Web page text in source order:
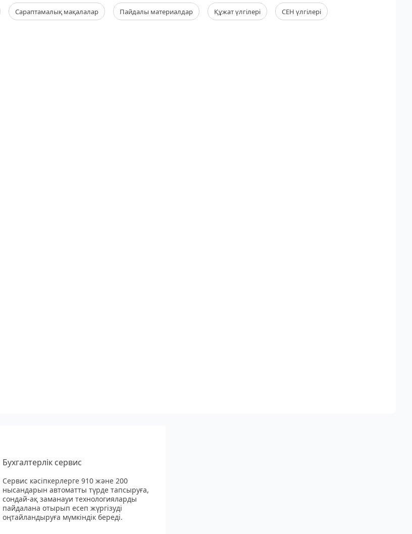
Сараптамалық мақалалар Пайдалы материалдар Құжат үлгілері СЕН үлгілері
Бухгалтерлік сервис
Сервис кәсіпкерлерге 910 және 200
нысандарын автоматты түрде тапсыруға,
сондай-ақ заманауи технологияларды
пайдалана отырып есеп жүргізуді
оңтайландыруға мүмкіндік береді.